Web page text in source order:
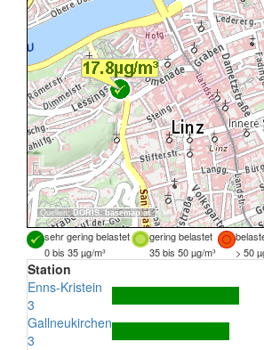
Quellen:DORIS, basemap.at
sehr gering belastet gering belastet
0 bis 35 µg/m³
35 bis 50 µg/m³ > 50
Station
Enns-Kristein
3
Gallneukirchen
3